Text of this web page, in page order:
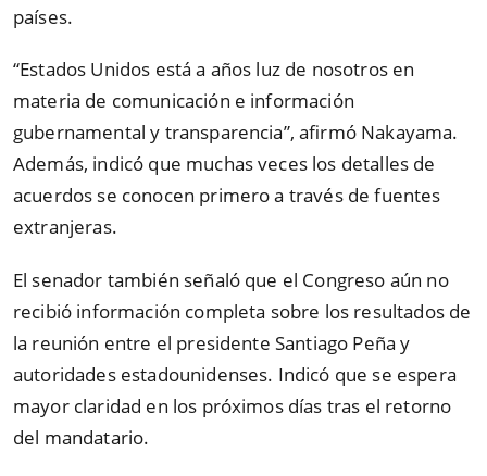
países.
“Estados Unidos está a años luz de nosotros en
materia de comunicación e información
gubernamental y transparencia”, afirmó Nakayama.
Además, indicó que muchas veces los detalles de
acuerdos se conocen primero a través de fuentes
extranjeras.
El senador también señaló que el Congreso aún no
recibió información completa sobre los resultados de
la reunión entre el presidente Santiago Peña y
autoridades estadounidenses. Indicó que se espera
mayor claridad en los próximos días tras el retorno
del mandatario.